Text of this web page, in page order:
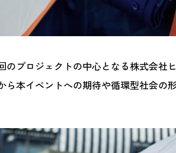
のプロジェクトの中心となる株式会社
ら本イベントへの期待や循環型社会の